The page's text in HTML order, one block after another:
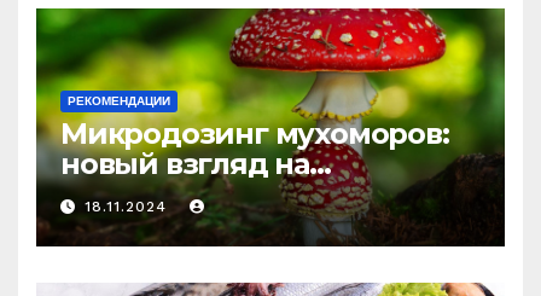
РЕКОМЕНДАЦИИ
Микродозинг мухоморов:
новый взгляд на
психоделику
18.11.2024